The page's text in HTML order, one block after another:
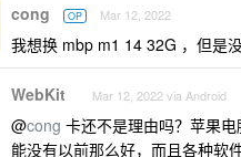
cong OP Mar 12, 2022
我想换 mbp m1 14 32G ，但是
WebKit Mar 12, 2022 via Android
@cong 卡还不是理由吗？苹果
能没有以前那么好，而且各种软